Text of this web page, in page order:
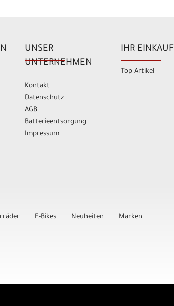
UNSER
UNTERNEHMEN
Kontakt
Datenschutz
AGB
Batterieentsorgung
Impressum
IHR EINKAUF
Top Artikel
E-Bikes Neuheiten Marken